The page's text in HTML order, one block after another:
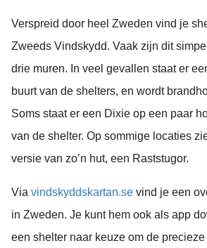
Verspreid door heel Zweden vind je
Zweeds Vindskydd. Vaak zijn dit
drie muren. In veel gevallen staat er
buurt van de shelters, en wordt
Soms staat er een Dixie op een paar
van de shelter. Op sommige locaties
versie van zo’n hut, een Raststugor.
Via vindskyddskartan.se vind je een
in Zweden. Je kunt hem ook als app
een shelter naar keuze om de